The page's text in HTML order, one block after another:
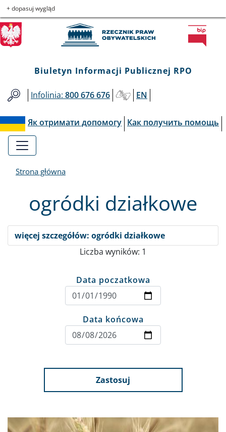
Przejdź
do
menu
głównego
Przejdź
do
treści
Przejdź
to
informacji
o
Przejdź
do
mapy
serwisu
Biuletyn
Informacji
Publicznej
RPO
+ dopasuj wygląd
Biuletyn Informacji Publicznej RPO
Infolinia: 800 676 676 EN
Як отримати допомогу Как получить помощь
Strona główna
ogródki działkowe
więcej szczegółów: ogródki działkowe
Liczba wyników: 1
Data poczatkowa
Data końcowa
Zastosuj
Obraz